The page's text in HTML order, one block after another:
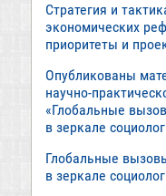
Стратегия и
экономических
приоритеты и
Опубликованы
научно-
«Глобальные
в зеркале
Глобальные
в зеркале